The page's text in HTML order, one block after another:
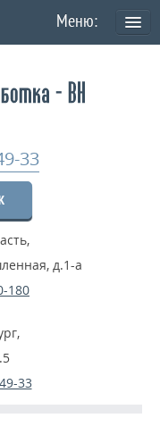
данных
33
,
д.1-а
180
,
33